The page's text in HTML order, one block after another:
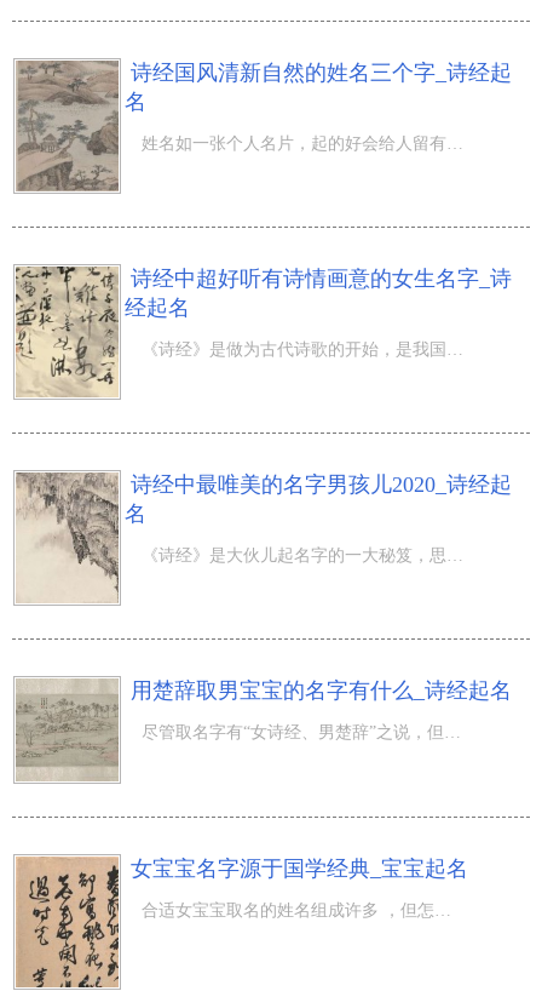
诗经国风清新自然的姓名三个字_诗经起
名
诗经中超好听有诗情画意的女生名字_诗
经起名
诗经中最唯美的名字男孩儿2020_诗经起
名
用楚辞取男宝宝的名字有什么_诗经起名
女宝宝名字源于国学经典_宝宝起名